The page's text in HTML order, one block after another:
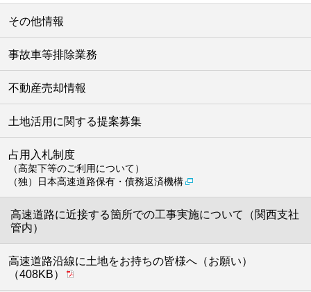
その他情報
事故車等排除業務
不動産売却情報
土地活用に関する提案募集
占用入札制度
（高架下等のご利用について）
（独）日本高速道路保有・債務返済機構
高速道路に近接する箇所での工事実施について（関西支社
管内）
高速道路沿線に土地をお持ちの皆様へ（お願い）
（408KB）